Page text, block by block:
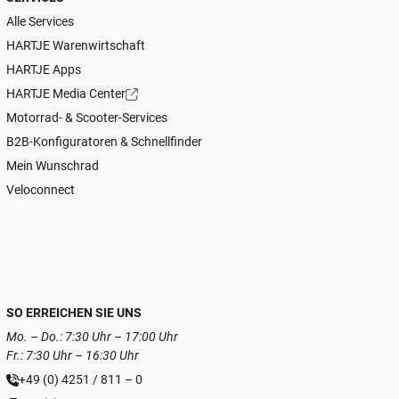
Alle Services
HARTJE Warenwirtschaft
HARTJE Apps
HARTJE Media Center
Motorrad- & Scooter-Services
B2B-Konfiguratoren & Schnellfinder
Mein Wunschrad
Veloconnect
SO ERREICHEN SIE UNS
Mo. – Do.: 7:30 Uhr – 17:00 Uhr
Fr.: 7:30 Uhr – 16:30 Uhr
+49 (0) 4251 / 811 – 0